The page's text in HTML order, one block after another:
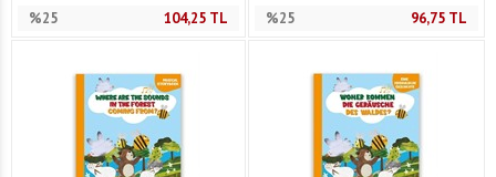
%25 104,25TL %25 96,75 TL